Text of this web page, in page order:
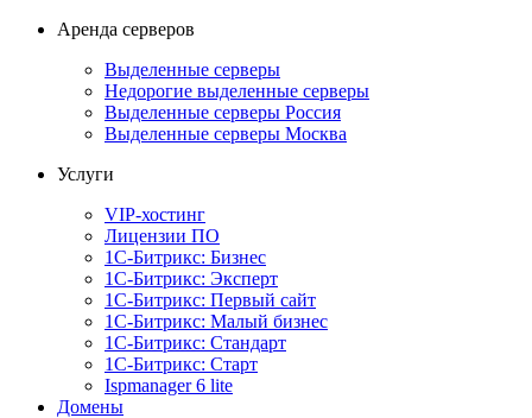
Аренда серверов
Выделенные серверы
Недорогие выделенные серверы
Выделенные серверы Россия
Выделенные серверы Москва
Услуги
VIP-хостинг
Лицензии ПО
1С-Битрикс: Бизнес
1С-Битрикс: Эксперт
1С-Битрикс: Первый сайт
1С-Битрикс: Малый бизнес
1С-Битрикс: Стандарт
1С-Битрикс: Старт
Ispmanager 6 lite
Домены